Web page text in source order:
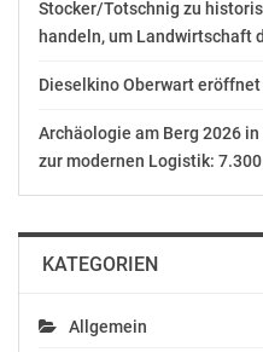
Stocker/Totschnig zu
handeln, um Landwirtschaft
Dieselkino Oberwart
Archäologie am Berg 2026
zur modernen Logistik:
KATEGORIEN
Allgemein